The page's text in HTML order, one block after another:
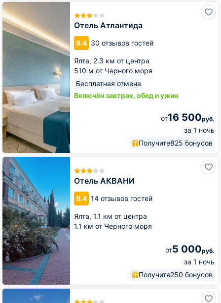
Отель Атлантида
9.4 30 отзывов гостей
Ялта, 2.3 км от центра
510 м от Черного моря
Бесплатная отмена
Включён завтрак, обед и ужин
от16 500руб.
за 1 ночь
Получите825 бонусов
Отель
Атлантида
Отель АКВАНИ
9.4 14 отзывов гостей
Ялта, 1.1 км от центра
1.1 км от Черного моря
от5 000руб.
за 1 ночь
Получите250 бонусов
Отель
АКВАНИ
Гостиница